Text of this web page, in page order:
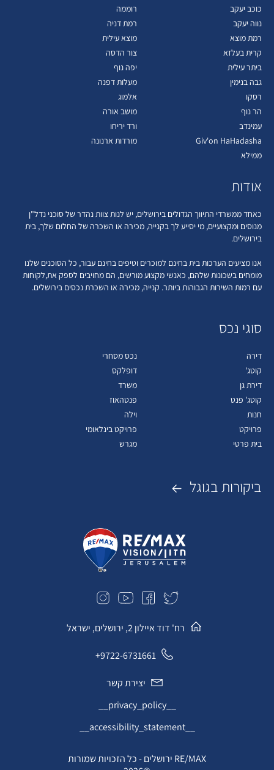
כוכב יעקב
רוממה
נווה יעקב
רמת דניה
רמת מוצא
מוצא עילית
קרית בעלזא
צור הדסה
ביתר עילית
יפה נוף
גבה בנימין
מעלות דפנה
רסקו
אלמוג
הר נוף
מושב אורה
עמינדב
ורד יריחו
Giv'on HaHadasha
מורדות ארנונה
ממילא
אודות
כאחד ממשרדי התיווך הגדולים בירושלים, יש לנות צוות נהדר של סוכני נדל"ן
מנוסים ומקצועיים, מי יסייע לך בקנייה, מכירה או השכרה של החלום שלך, בית
בירושלים.
אנו מציעים הערכות בית בחינם למוכרים וטיפים בחינם עבור, כל הסוכנים שלנו
מומחים בשכונות שלהם, כאנשי מקצוע מורשים, הם מחויבים לספק את,לקוחות
עם רמות השירות הגבוהות ביותר. קנייה, מכירה או השכרת נכסים בירושלים.
סוגי נכס
דירה
נכס מסחרי
קוטג'
דופלקס
דירת גן
משרד
קוטג' פנט
פנטהאוז
חנות
וילה
פרויקט
פרויקט בינלאומי
בית פרטי
מגרש
ביקורות בגוגל
רח' דוד איילון 2, ירושלים, ישראל
9722-6731661+
יצירת קשר
__privacy_policy__
__accessibility_statement__
RE/MAX ירושלים - כל הזכויות שמורות